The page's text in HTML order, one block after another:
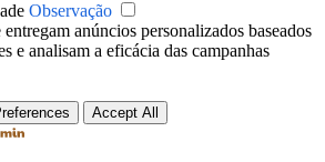
Observação
anúncios personalizados baseados
e analisam a eficácia das campanhas
Accept All